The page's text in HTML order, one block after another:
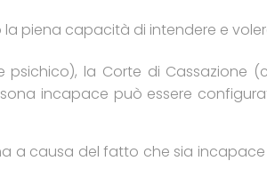
piena capacità di intendere e
psichico), la Corte di Cassazione
incapace può essere
a causa del fatto che sia